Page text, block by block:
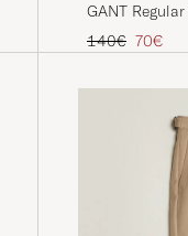
GANT
Blue
Regulärer Preis
140€ 70€